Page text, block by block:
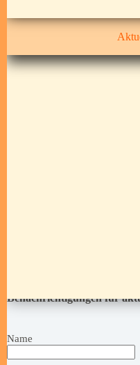
Benachrichtigungen für
Name